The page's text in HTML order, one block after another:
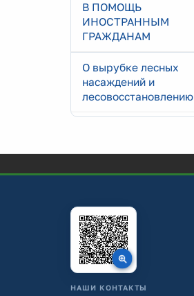
В ПОМОЩЬ
ИНОСТРАННЫМ
ГРАЖДАНАМ
О вырубке лесных
насаждений и
лесовосстановлению
НАШИ КОНТАКТЫ